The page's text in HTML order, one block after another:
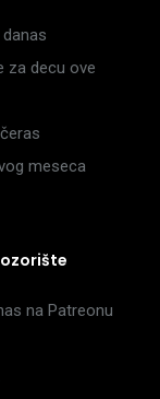
za decu ove
meseca
na Patreonu